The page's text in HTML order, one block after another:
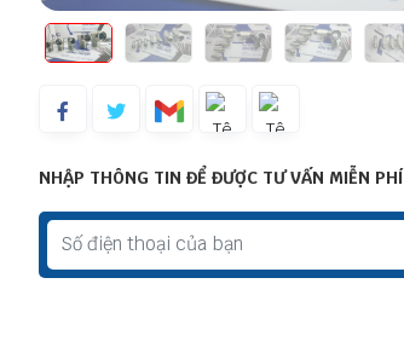
NHẬP THÔNG TIN ĐỂ ĐƯỢC TƯ VẤN MIỄN PHÍ